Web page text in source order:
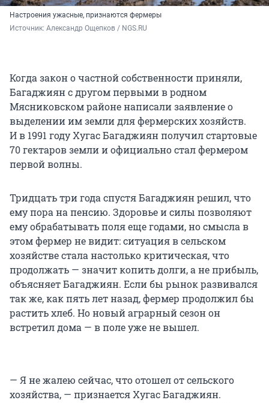
Настроения ужасные, признаются фермеры
Источник: Александр Ощепков / NGS.RU
Когда закон о частной собственности приняли,
Багаджиян с другом первыми в родном
Мясниковском районе написали заявление о
выделении им земли для фермерских хозяйств.
И в 1991 годуХугас Багаджиян получил стартовые
70 гектаровземли и официально стал фермером
первой волны.
Тридцать три года спустя Багаджиян решил, что
ему пора на пенсию. Здоровье и силы позволяют
ему обрабатывать поля еще годами, но смысла в
этом фермер не видит: ситуация в сельском
хозяйстве стала настолько критическая, что
продолжать — значит копить долги, а не прибыль,
объясняет Багаджиян. Если бы рынок развивался
так же, как пять лет назад, фермер продолжил бы
растить хлеб. Но новый аграрный сезон он
встретил дома — в поле уже не вышел.
— Я не жалею сейчас, что отошел от сельского
хозяйства, — признается Хугас Багаджиян.